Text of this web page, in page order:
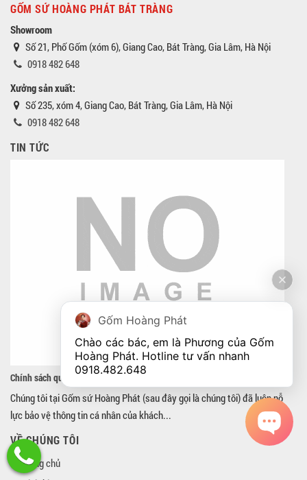
GỐM SỨ HOÀNG PHÁT BÁT TRÀNG
Showroom
Số 21, Phố Gốm (xóm 6), Giang Cao, Bát Tràng, Gia Lâm, Hà Nội
0918 482 648
Xưởng sản xuất:
Số 235, xóm 4, Giang Cao, Bát Tràng, Gia Lâm, Hà Nội
0918 482 648
TIN TỨC
Chính sách quyền riêng tư
Chúng tôi tại Gốm sứ Hoàng Phát (sau đây gọi là chúng tôi) đã luôn nỗ
lực bảo vệ thông tin cá nhân của khách...
VỀ CHÚNG TÔI
Trang chủ
Gốm Hoàng Phát
Chào các bác, em là Phương của Gốm
0918.482.648